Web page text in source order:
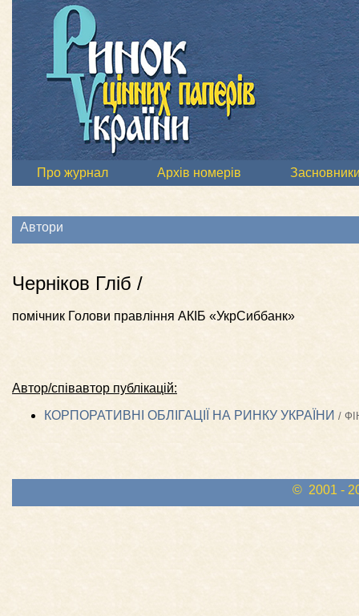
Про журнал Архів номерів
Автори
Черніков Гліб /
помічник Голови правління АКІБ «УкрСиббанк»
Автор/співавтор публікацій:
КОРПОРАТИВНІ ОБЛІГАЦІЇ НА РИНКУ УКРАЇНИ /
© 2001 -